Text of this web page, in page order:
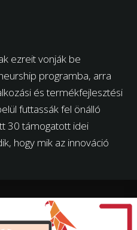
ezreit vonják be
programba, arra
és termékfejlesztési
futtassák fel önálló
30 támogatott idei
hogy mik az innováció